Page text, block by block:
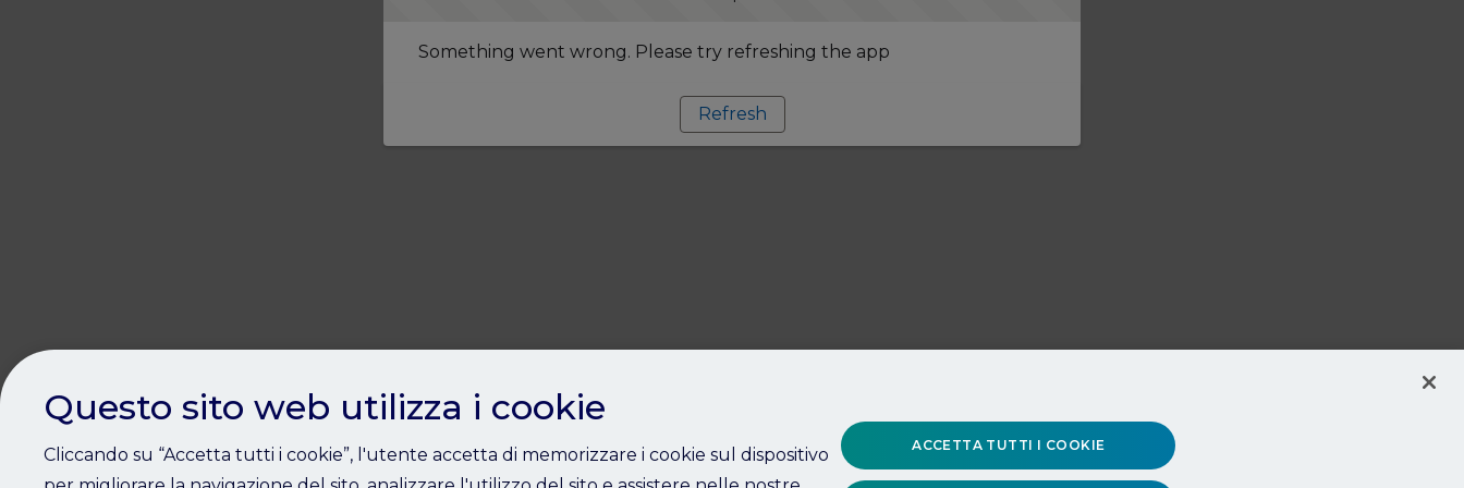
Something went wrong. Please try refreshing the app
Refresh
Questo sito web utilizza i cookie
Cliccando su “Accetta tutti i cookie”, l'utente accetta di memorizzare i cookie sul dispositivo
ACCETTA TUTTI I COOKIE